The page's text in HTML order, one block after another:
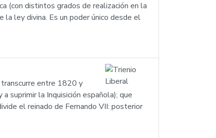
(con distintos grados de realización en la
ley divina. Es un poder único desde el
entre 1820 y
suprimir la Inquisición española); que
el reinado de Fernando VII: posterior